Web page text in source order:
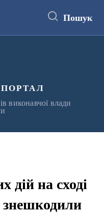
Пошук
виконавчої влади
дій на сході
знешкодили